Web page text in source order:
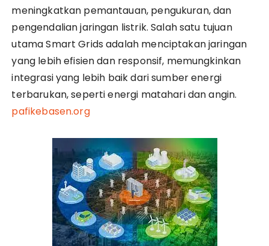
meningkatkan pemantauan, pengukuran, dan
pengendalian jaringan listrik. Salah satu tujuan
utama Smart Grids adalah menciptakan jaringan
yang lebih efisien dan responsif, memungkinkan
integrasi yang lebih baik dari sumber energi
terbarukan, seperti energi matahari dan angin.
pafikebasen.org